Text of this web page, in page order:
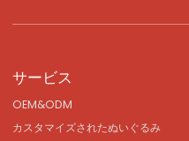
サービス
OEM&ODM
カスタマイズされたぬいぐるみ